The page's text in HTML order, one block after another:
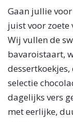
Gaan jullie
juist voor zoete
Wij vullen de
bavaroistaart,
selectie
dagelijks vers
met eerlijke,